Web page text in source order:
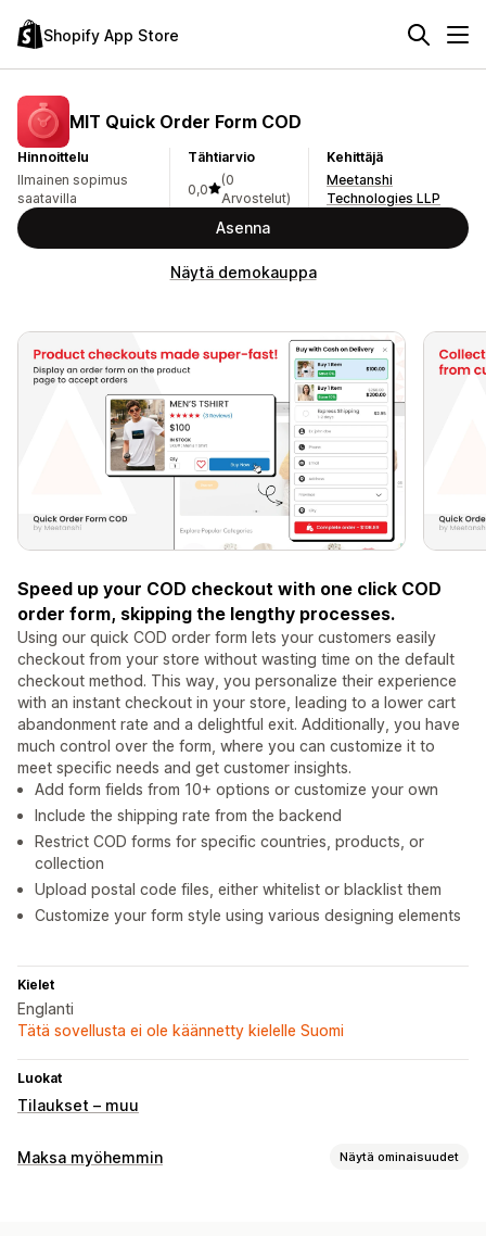
Shopify App Store
MIT Quick Order Form COD
Hinnoittelu
Ilmainen sopimus
saatavilla
Tähtiarvio
0,0
(0
Arvostelut)
Kehittäjä
Meetanshi
Technologies LLP
Asenna
Näytä demokauppa
Speed up your COD checkout with one click COD
order form, skipping the lengthy processes.
Using our quick COD order form lets your customers easily
checkout from your store without wasting time on the default
checkout method. This way, you personalize their experience
with an instant checkout in your store, leading to a lower cart
abandonment rate and a delightful exit. Additionally, you have
much control over the form, where you can customize it to
meet specific needs and get customer insights.
Add form fields from 10+ options or customize your own
Include the shipping rate from the backend
Restrict COD forms for specific countries, products, or
collection
Upload postal code files, either whitelist or blacklist them
Customize your form style using various designing elements
Kielet
Englanti
Tätä sovellusta ei ole käännetty kielelle Suomi
Luokat
Tilaukset – muu
Maksa myöhemmin Näytä ominaisuudet